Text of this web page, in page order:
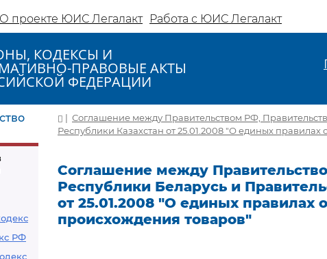
О проекте ЮИС Легалакт Работа с ЮИС Легалакт
КОДЕКСЫ И
ПРАВОВЫЕ АКТЫ
ФЕДЕРАЦИИ
РФ
| Соглашение между Правительством РФ,
Республики Казахстан от 25.01.2008 "О единых
Соглашение между
Республики Беларусь и
от 25.01.2008 "О единых правилах
происхождения товаров"